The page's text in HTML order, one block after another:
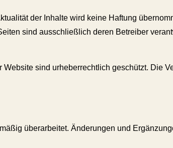
der Inhalte wird keine Haftung
sind ausschließlich deren Betreiber
sind urheberrechtlich geschützt. Die
überarbeitet. Änderungen und